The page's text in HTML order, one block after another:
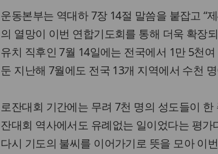
운동본부는 역대하 7장 14절 말씀을 붙잡고 “
의 열망이 이번 연합기도회를 통해 더욱 확장
유치 직후인 7월 14일에는 전국에서 1만 5천
둔 지난해 7월에도 전국 13개 지역에서 수천
로잔대회 기간에는 무려 7천 명의 성도들이
잔대회 역사에서도 유례없는 일이었다는 평
다시 기도의 불씨를 이어가기로 뜻을 모아 이